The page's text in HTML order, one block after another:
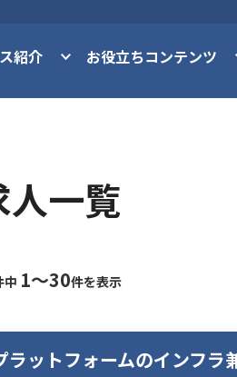
紹介 お役立ちコンテンツ
一覧
中 1〜30件を表示
ットフォームのインフラ